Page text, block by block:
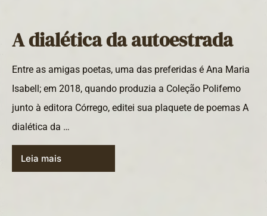
A dialética da autoestrada
Entre as amigas poetas, uma das preferidas é Ana Maria
Isabell; em 2018, quando produzia a Coleção Polifemo
junto à editora Córrego, editei sua plaquete de poemas A
dialética da …
Leia mais